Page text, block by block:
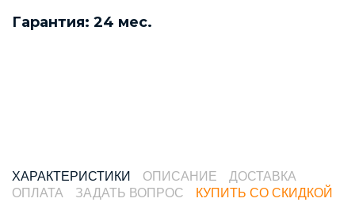
Гарантия: 24 мес.
ХАРАКТЕРИСТИКИ ОПИСАНИЕ
ДОСТАВКА
ОПЛАТА
ЗАДАТЬ ВОПРОС КУПИТЬ СО СКИДКОЙ